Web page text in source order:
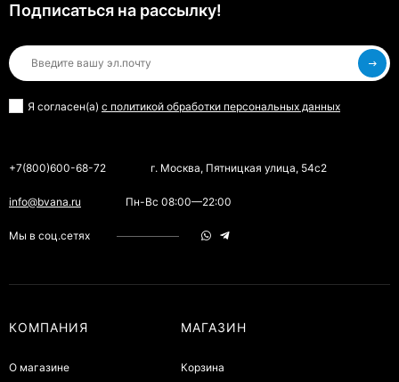
Подписаться на рассылкy!
Я согласен(a) с политикой обработки персональных данных
+7(800)600-68-72 г. Москва, Пятницкая улица, 54с2
info@bvana.ru Пн-Вс 08:00—22:00
Мы в соц.сетях
КОМПАНИЯ
О магазине
МАГАЗИН
Корзина